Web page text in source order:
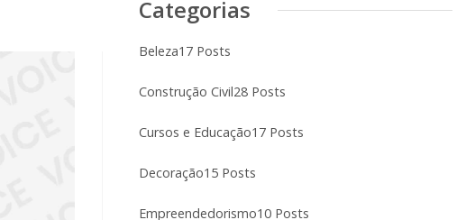
Categorias
Beleza17 Posts
Construção Civil28 Posts
Cursos e Educação17 Posts
Decoração15 Posts
Empreendedorismo10 Posts